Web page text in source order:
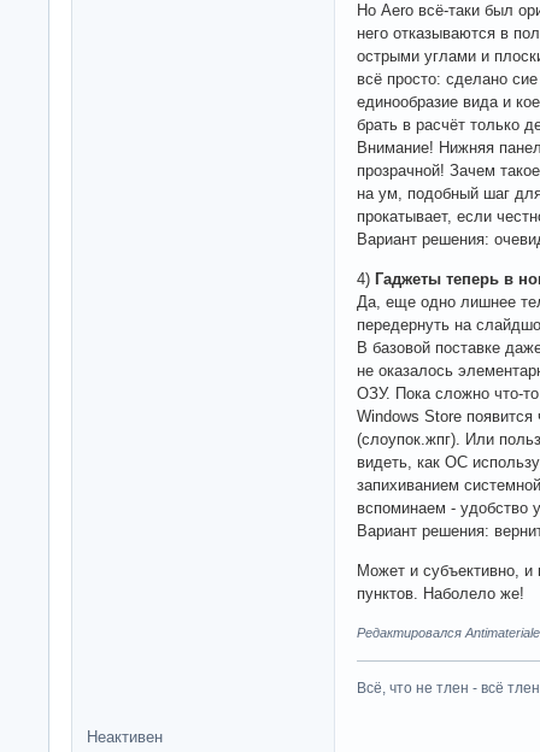
Но Aero всё-таки был
него отказываются в
острыми углами и
всё просто: сделано
единообразие вида и
брать в расчёт только
Внимание! Нижняя
прозрачной! Зачем
на ум, подобный шаг
прокатывает, если
Вариант решения:
4) Гаджеты теперь в
Да, еще одно лишнее
передернуть на
В базовой поставке
не оказалось
ОЗУ. Пока сложно что-
Windows Store появится
(слоупок.жпг). Или
видеть, как ОС
запихиванием
вспоминаем - удобство
Вариант решения:
Может и субъективно,
пунктов. Наболело же!
Редактировался
Всё, что не тлен - всё
Неактивен